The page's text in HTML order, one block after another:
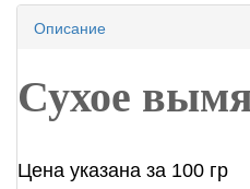
Описание
Сухое
Цена указана за 100 гр